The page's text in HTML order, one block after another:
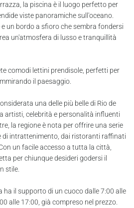
la piscina è il luogo perfetto per
viste panoramiche sull'oceano.
un bordo a sfioro che sembra fondersi
un'atmosfera di lusso e tranquillità
comodi lettini prendisole, perfetti per
il paesaggio.
una delle più belle di Rio de
artisti, celebrità e personalità influenti
la regione è nota per offrire una serie
di intrattenimento, dai ristoranti raffinati
un facile accesso a tutta la città,
per chiunque desideri godersi il
stile.
ha il supporto di un cuoco dalle 7:00 alle
alle 17:00, già compreso nel prezzo.